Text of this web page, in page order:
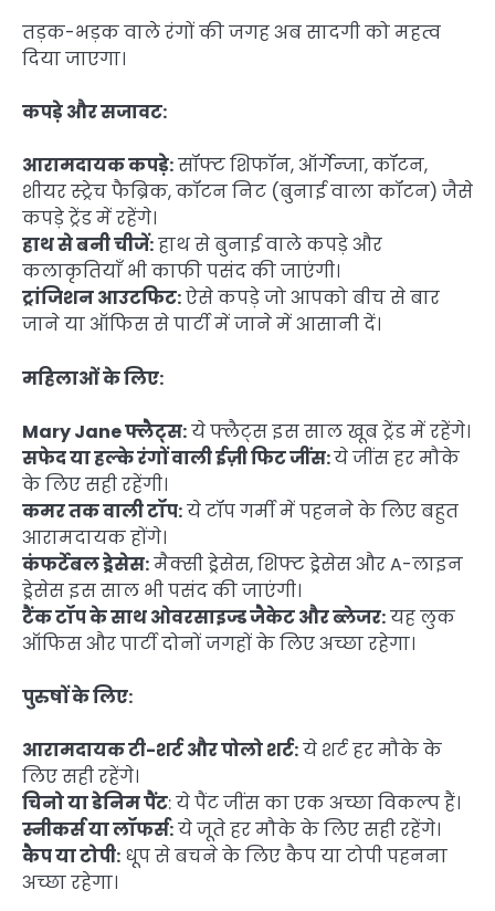
तड़क-भड़क वाले रंगों की जगह अब सादगी को महत्व
दिया जाएगा।
कपड़े और सजावट:
आरामदायक कपड़े:सॉफ्ट शिफॉन, ऑर्गेन्जा, कॉटन,
शीयर स्ट्रेच फैब्रिक, कॉटन निट (बुनाई वाला कॉटन) जैसे
कपड़े ट्रेंड में रहेंगे।
हाथ से बनी चीजें:हाथ से बुनाई वाले कपड़े और
कलाकृतियाँ भी काफी पसंद की जाएंगी।
ट्रांजिशन आउटफिट:ऐसे कपड़े जो आपको बीच से बार
जाने या ऑफिस से पार्टी में जाने में आसानी दें।
महिलाओं के लिए:
Mary Jane फ्लैट्स:ये फ्लैट्स इस साल खूब ट्रेंड में रहेंगे।
सफेद या हल्के रंगों वाली ईज़ी फिट जींस:ये जींस हर मौके
के लिए सही रहेंगी।
कमर तक वाली टॉप:ये टॉप गर्मी में पहनने के लिए बहुत
आरामदायक होंगे।
कंफर्टेबल ड्रेसेस:मैक्सी ड्रेसेस, शिफ्ट ड्रेसेस और A-लाइन
ड्रेसेस इस साल भी पसंद की जाएंगी।
टैंक टॉप के साथ ओवरसाइज्ड जैकेट और ब्लेजर:यह लुक
ऑफिस और पार्टी दोनों जगहों के लिए अच्छा रहेगा।
पुरुषों के लिए:
आरामदायक टी-शर्ट और पोलो शर्ट:ये शर्ट हर मौके के
लिए सही रहेंगे।
चिनो या डेनिम पैंट: ये पैंट जींस का एक अच्छा विकल्प हैं।
स्नीकर्स या लॉफर्स:ये जूते हर मौके के लिए सही रहेंगे।
कैप या टोपी: धूप से बचने के लिए कैप या टोपी पहनना
अच्छा रहेगा।